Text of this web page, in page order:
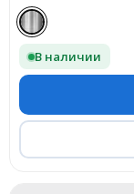
В наличии